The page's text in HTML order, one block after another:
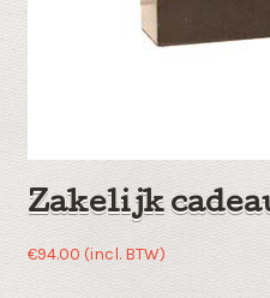
Zakelijk
€94.00 (incl. BTW)